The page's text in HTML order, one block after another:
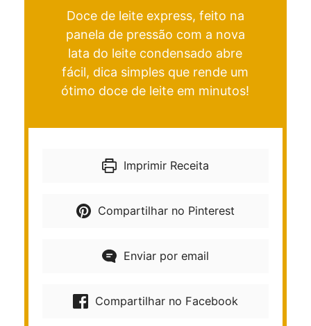
Doce de leite express, feito na
panela de pressão com a nova
lata do leite condensado abre
fácil, dica simples que rende um
ótimo doce de leite em minutos!
Imprimir Receita
Compartilhar no Pinterest
Enviar por email
Compartilhar no Facebook